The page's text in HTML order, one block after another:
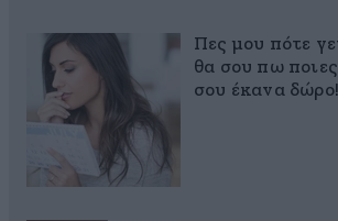
Πες μου πότε
θα σου πω ποιες
σου έκανα δώρο!